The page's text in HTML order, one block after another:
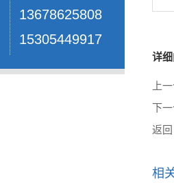
13678625808
15305449917
详
上
下
返回
相